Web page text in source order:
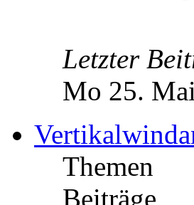
Letzter
Mo 25.
Themen
Beiträge